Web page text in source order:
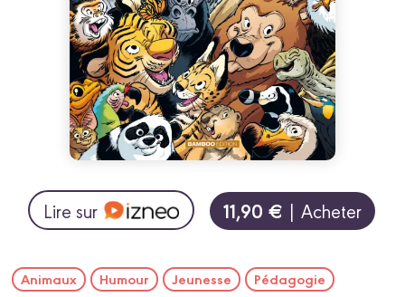
Lire sur 11,90 € | Acheter
Animaux Humour Jeunesse
Pédagogie